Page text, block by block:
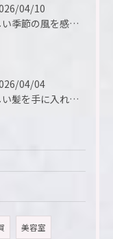
04/10
新しい季節の風を感じるこの瞬間、新たなスタートを切るために、...
04/04
美しい髪を手に入れたいと願う方におすすめのメニューが「髪質改...
美容室